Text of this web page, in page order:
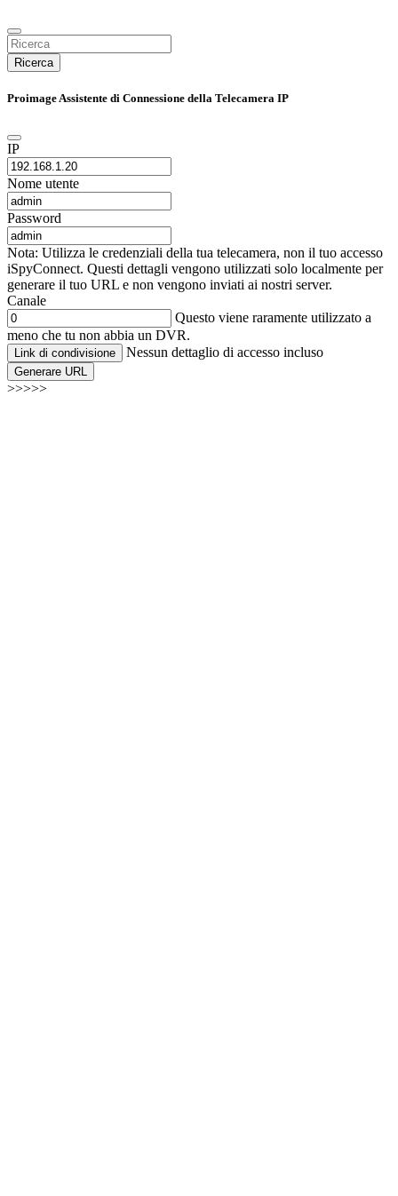
Ricerca
Proimage Assistente di Connessione della Telecamera IP
IP
Nome utente
Password
Nota: Utilizza le credenziali della tua telecamera, non il tuo accesso
iSpyConnect. Questi dettagli vengono utilizzati solo localmente per
generare il tuo URL e non vengono inviati ai nostri server.
Canale
Questo viene raramente utilizzato a
meno che tu non abbia un DVR.
Link di condivisione Nessun dettaglio di accesso incluso
Generare URL
>>>>>